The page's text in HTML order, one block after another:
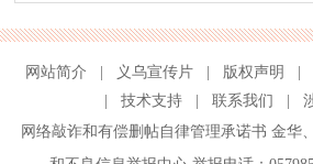
网站简介 义乌宣传片 版权声明
技术支持 联系我们
网络敲诈和有偿删帖自律管理承诺书 金华、